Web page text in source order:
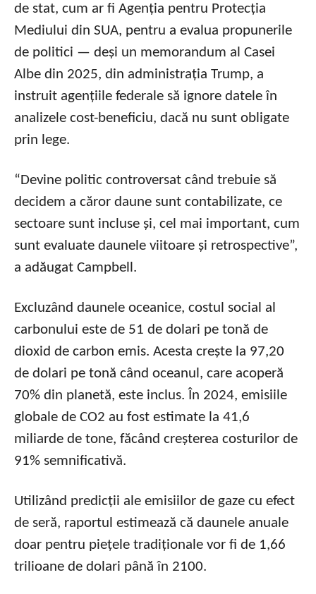
de stat, cum ar fi Agenția pentru Protecția
Mediului din SUA, pentru a evalua propunerile
de politici — deși un memorandum al Casei
Albe din 2025, din administrația Trump, a
instruit agențiile federale să ignore datele în
analizele cost-beneficiu, dacă nu sunt obligate
prin lege.
“Devine politic controversat când trebuie să
decidem a căror daune sunt contabilizate, ce
sectoare sunt incluse și, cel mai important, cum
sunt evaluate daunele viitoare și retrospective”,
a adăugat Campbell.
Excluzând daunele oceanice, costul social al
carbonului este de 51 de dolari pe tonă de
dioxid de carbon emis. Acesta crește la 97,20
de dolari pe tonă când oceanul, care acoperă
70% din planetă, este inclus. În 2024, emisiile
globale de CO2 au fost estimate la 41,6
miliarde de tone, făcând creșterea costurilor de
91% semnificativă.
Utilizând predicții ale emisiilor de gaze cu efect
de seră, raportul estimează că daunele anuale
doar pentru piețele tradiționale vor fi de 1,66
trilioane de dolari până în 2100.